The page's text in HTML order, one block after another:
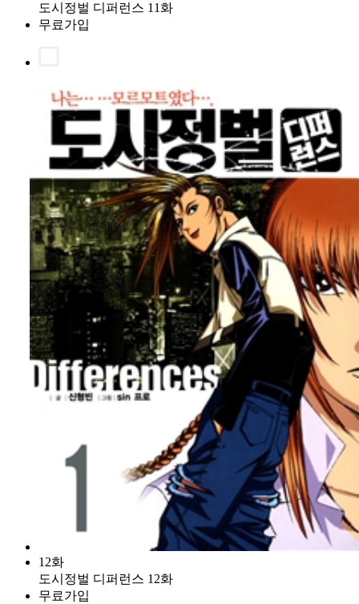
도시정벌 디퍼런스 11화
무료가입
12화
도시정벌 디퍼런스 12화
무료가입